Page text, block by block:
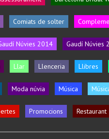
Comiats de solter
Núvies 2014 Gaudí Núvies
Llar Llenceria Llibres
Moda núvia Música
Promocions Restaurant